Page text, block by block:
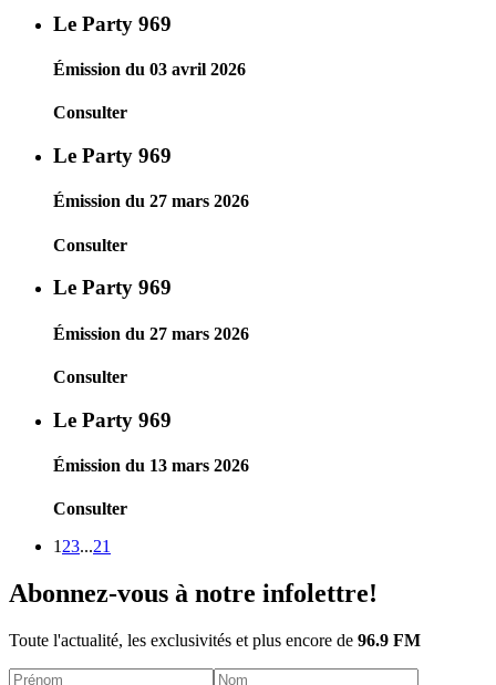
Le Party 969
Émission du 03 avril 2026
Consulter
Le Party 969
Émission du 27 mars 2026
Consulter
Le Party 969
Émission du 27 mars 2026
Consulter
Le Party 969
Émission du 13 mars 2026
Consulter
1 23...21
Abonnez-vous à notre infolettre!
Toute l'actualité, les exclusivités et plus encore de 96.9 FM